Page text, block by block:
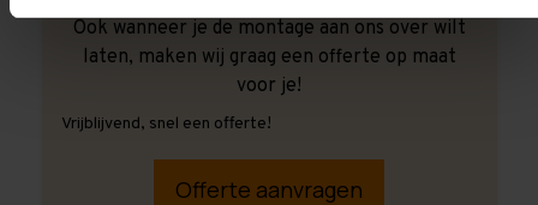
Ook wanneer je de montage aan ons over wilt
laten, maken wij graag een offerte op maat
voor je!
Vrijblijvend, snel een offerte!
Offerte aanvragen